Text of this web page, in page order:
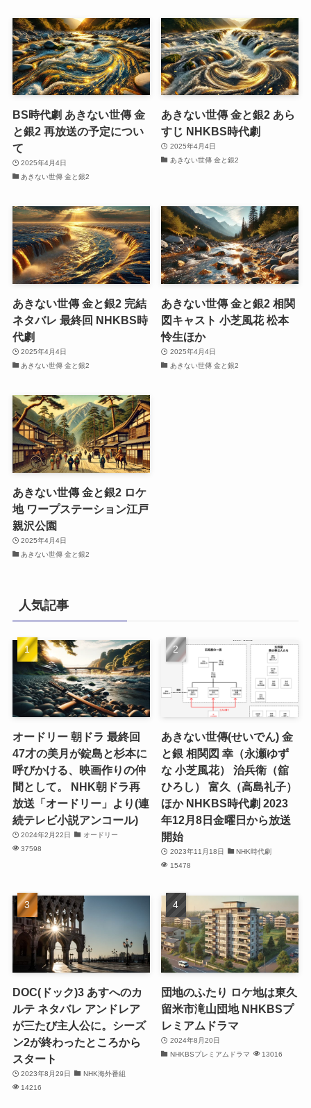
BS時代劇 あきない世傳 金
と銀2 再放送の予定につい
て
2025年4月4日
あきない世傳 金と銀2
あきない世傳 金と銀2 あら
すじ NHKBS時代劇
2025年4月4日
あきない世傳 金と銀2
あきない世傳 金と銀2 完結
ネタバレ 最終回 NHKBS時
代劇
2025年4月4日
あきない世傳 金と銀2
あきない世傳 金と銀2 相関
図キャスト 小芝風花 松本
怜生ほか
2025年4月4日
あきない世傳 金と銀2
あきない世傳 金と銀2 ロケ
地 ワープステーション江戸
親沢公園
2025年4月4日
あきない世傳 金と銀2
人気記事
オードリー 朝ドラ 最終回
47才の美月が錠島と杉本に
呼びかける、映画作りの仲
間として。 NHK朝ドラ再
放送「オードリー」より(連
続テレビ小説アンコール)
2024年2月22日
オードリー
37598
あきない世傳(せいでん) 金
と銀 相関図 幸（永瀬ゆず
な 小芝風花） 治兵衛（舘
ひろし） 富久（高島礼子）
ほか NHKBS時代劇 2023
年12月8日金曜日から放送
開始
2023年11月18日
NHK時代劇
15478
DOC(ドック)3 あすへのカ
ルテ ネタバレ アンドレア
が三たび主人公に。シーズ
ン2が終わったところから
スタート
2023年8月29日
NHK海外番組
14216
団地のふたり ロケ地は東久
留米市滝山団地 NHKBSプ
レミアムドラマ
2024年8月20日
NHKBSプレミアムドラマ
13016